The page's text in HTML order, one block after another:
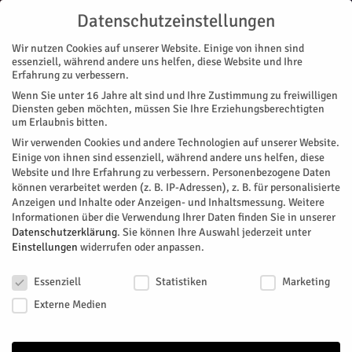
Start Stadtteile Jülich Ein grüner Daumen für Jülich
STADTTEILE JÜLICH
Ein grüner Daumen für Jülich
In einer gemeinschaftlichen Pflanzaktion, unterstützt durch
das Leader-Projekt Zukunftsdörfer, haben die Bürgerinitiative
Stadtbäume und der Bauhof dem Ortseingang am
Walramplatz ein wenig frisches Grün spendiert. HERZOG-
Praktikantin Ida Chaineux hat ihnen über die Schulter
Datenschutzeinstellungen
Wir nutzen Cookies auf unserer Website. Einige von ihnen sind
essenziell, während andere uns helfen, diese Website und Ihre
Erfahrung zu verbessern.
Wenn Sie unter 16 Jahre alt sind und Ihre Zustimmung zu freiwilligen
Diensten geben möchten, müssen Sie Ihre Erziehungsberechtigten
um Erlaubnis bitten.
Wir verwenden Cookies und andere Technologien auf unserer Website.
Einige von ihnen sind essenziell, während andere uns helfen, diese
Website und Ihre Erfahrung zu verbessern. Personenbezogene Daten
können verarbeitet werden (z. B. IP-Adressen), z. B. für personalisierte
Anzeigen und Inhalte oder Anzeigen- und Inhaltsmessung. Weitere
Informationen über die Verwendung Ihrer Daten finden Sie in unserer
Datenschutzerklärung. Sie können Ihre Auswahl jederzeit unter
Einstellungen widerrufen oder anpassen.
Essenziell
Statistiken
Marketing
Externe Medien